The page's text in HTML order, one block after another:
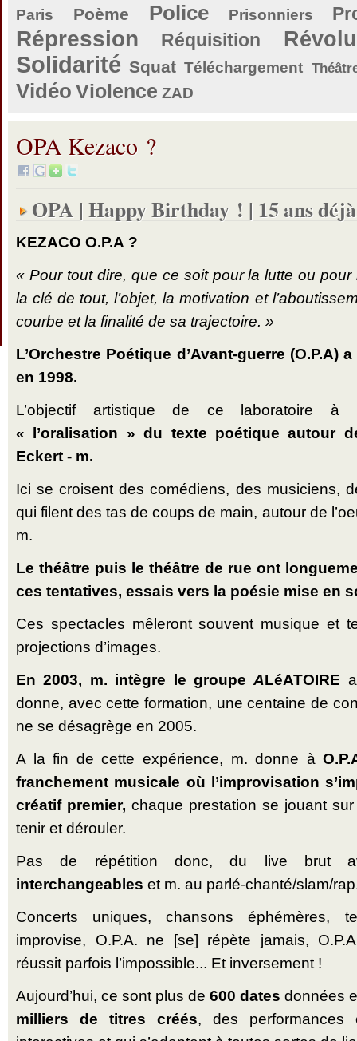
Paris Poème Police Prisonniers
Répression Réquisition
Solidarité Squat Téléchargement
Vidéo Violence ZAD
OPA Kezaco ?
OPA | Happy Birthday ! | 15 ans
KEZACO O.P.A ?
« Pour tout dire, que ce soit pour la lutte ou pour
la clé de tout, l’objet, la motivation et
courbe et la finalité de sa trajectoire. »
L’Orchestre Poétique d’Avant-guerre (O.P.A)
en 1998.
L’objectif artistique de ce laboratoire à
« l’oralisation » du texte poétique autour
Eckert - m.
Ici se croisent des comédiens, des musiciens,
qui filent des tas de coups de main, autour de
m.
Le théâtre puis le théâtre de rue ont
ces tentatives, essais vers la poésie mise en
Ces spectacles mêleront souvent musique et
projections d’images.
En 2003, m. intègre le groupeALéATOIRE
donne, avec cette formation, une centaine de
ne se désagrège en 2005.
A la fin de cette expérience, m. donne à
franchement musicale où l’improvisation
créatif premier, chaque prestation se jouant
tenir et dérouler.
Pas de répétition donc, du live brut
interchangeables et m. au parlé-chanté/slam/
Concerts uniques, chansons éphémères,
improvise, O.P.A. ne [se] répète jamais,
réussit parfois l’impossible... Et inversement !
Aujourd’hui, ce sont plus de 600 dates données
milliers de titres créés, des performances